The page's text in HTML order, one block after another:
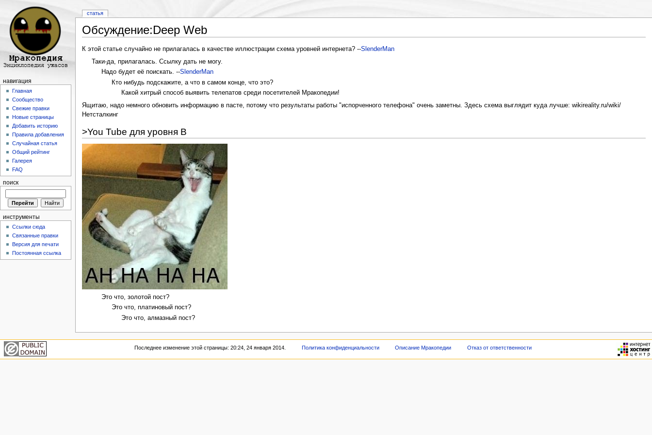
Обсуждение:Deep Web
К этой статье случайно не прилагалась в качестве иллюстрации схема уровней интернета? --SlenderMan
Таки-да, прилагалась. Ссылку дать не могу.
Надо будет её поискать. --SlenderMan
Кто нибудь подскажите, а что в самом конце, что это?
Какой хитрый способ выявить телепатов среди посетителей Мракопедии!
Ящитаю, надо немного обновить информацию в пасте, потому что результаты работы "испорченного телефона" очень заметны. Здесь схема выглядит куда лучше: wikireality.ru/wiki/
Нетсталкинг
>You Tube для уровня B
Это что, золотой пост?
Это что, платиновый пост?
Это что, алмазный пост?
статья
навигация
Главная
Сообщество
Свежие правки
Новые страницы
Добавить историю
Правила добавления
Случайная статья
Общий рейтинг
Галерея
FAQ
поиск
инструменты
Ссылки сюда
Связанные правки
Версия для печати
Постоянная ссылка
Последнее изменение этой страницы: 20:24, 24 января 2014. Политика конфиденциальности Описание Мракопедии Отказ от ответственности